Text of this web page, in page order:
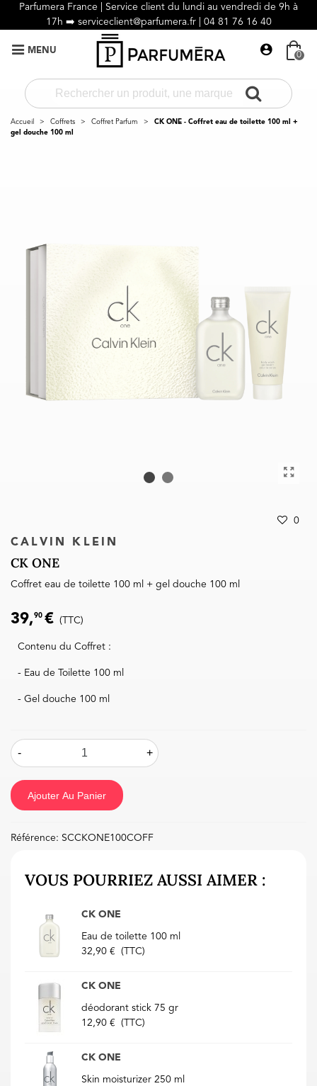
Parfumera France | Service client du lundi au vendredi de 9h à
17h ➡️ serviceclient@parfumera.fr | 04 81 76 16 40
MENU 0
Accueil > Coffrets > Coffret Parfum >
CK ONE - Coffret eau de toilette 100 ml +
gel douche 100 ml
0
CALVIN KLEIN
CK ONE
Coffret eau de toilette 100 ml + gel douche 100 ml
39, 90 € (TTC)
Contenu du Coffret :
- Eau de Toilette 100 ml
- Gel douche 100 ml
- +
Ajouter Au Panier
Référence: SCCKONE100COFF
VOUS POURRIEZ AUSSI AIMER :
CK ONE
Eau de toilette 100 ml
32,90 €
(TTC)
CK ONE
déodorant stick 75 gr
12,90 €
(TTC)
CK ONE
Skin moisturizer 250 ml